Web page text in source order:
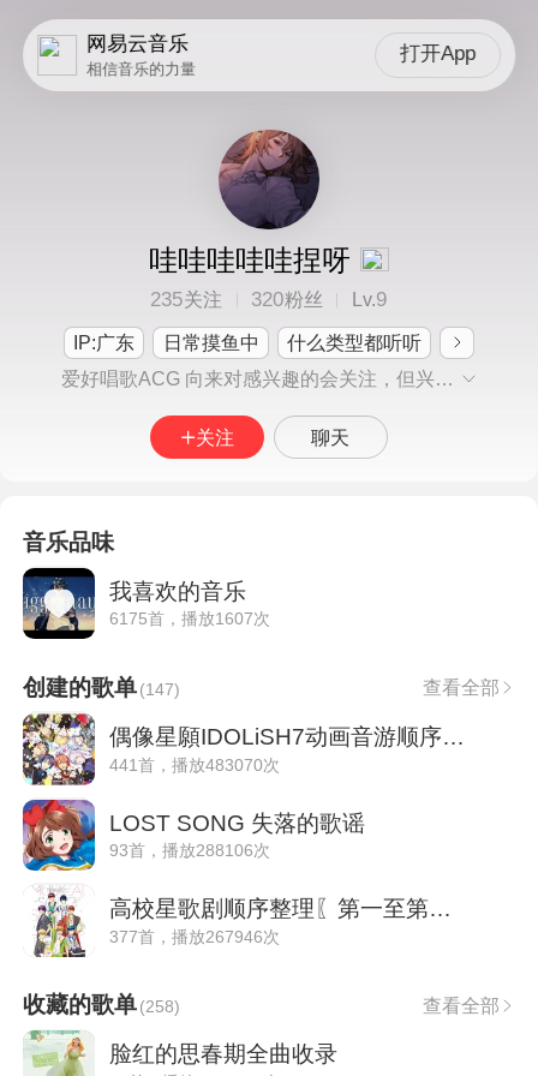
网易云音乐
相信音乐的力量
打开App
哇哇哇哇哇捏呀
235关注 320粉丝 Lv.9
IP:广东 日常摸鱼中
什么类型都听听
爱好唱歌ACG 向来对感兴趣的会关注，但兴趣下去了就会结束，再提起兴趣就再关注的状态
关注 聊天
音乐品味
我喜欢的音乐
6175首，播放1607次
创建的歌单(147) 查看全部
偶像星願IDOLiSH7动画音游顺序整理
441首，播放483070次
LOST SONG 失落的歌谣
93首，播放288106次
高校星歌剧顺序整理〖第一至第三部〗
377首，播放267946次
收藏的歌单(258) 查看全部
脸红的思春期全曲收录